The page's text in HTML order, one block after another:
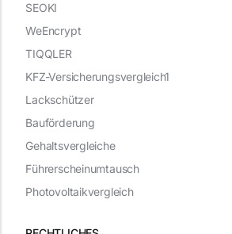
SEOKI
WeEncrypt
TIQQLER
KFZ-Versicherungsvergleich1
Lackschützer
Bauförderung
Gehaltsvergleiche
Führerscheinumtausch
Photovoltaikvergleich